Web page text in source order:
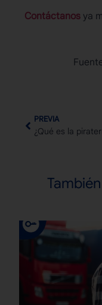
Contáctanos ya
PREVIA